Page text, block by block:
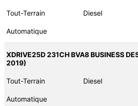
Tout-Terrain Diesel
Automatique
XDRIVE25D 231CH BVA8 BUSINESS
2019)
Tout-Terrain Diesel
Automatique